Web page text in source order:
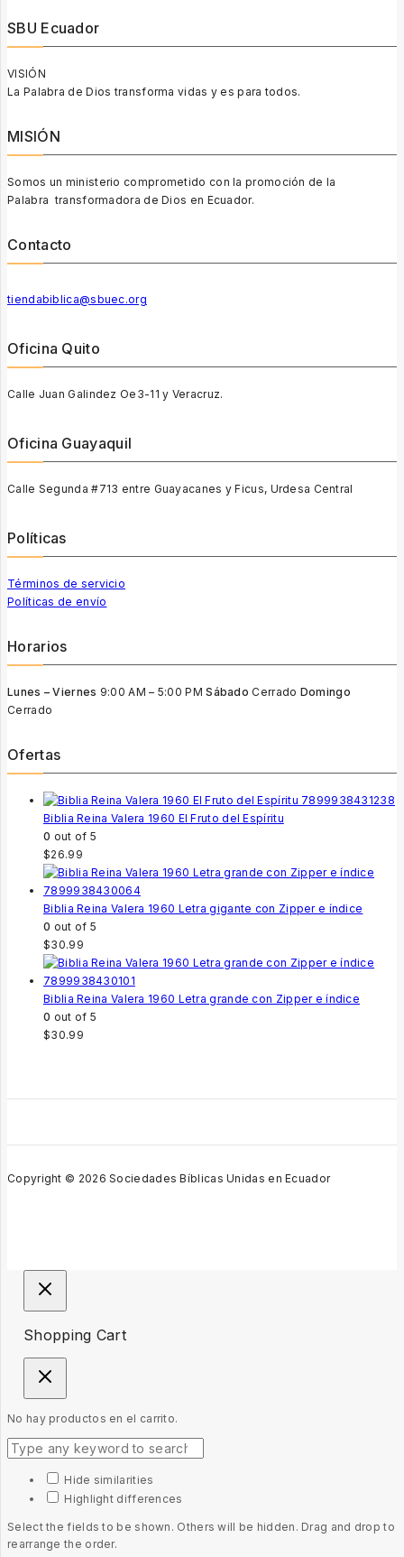
SBU Ecuador
VISIÓN
La Palabra de Dios transforma vidas y es para todos.
MISIÓN
Somos un ministerio comprometido con la promoción de la
Palabra transformadora de Dios en Ecuador.
Contacto
tiendabiblica@sbuec.org
Oficina Quito
Calle Juan Galindez Oe3-11 y Veracruz.
Oficina Guayaquil
Calle Segunda #713 entre Guayacanes y Ficus, Urdesa Central
Políticas
Términos de servicio
Políticas de envío
Horarios
Lunes – Viernes 9:00 AM – 5:00 PMSábado Cerrado Domingo
Cerrado
Ofertas
Biblia Reina Valera 1960 El Fruto del Espíritu
0 out of 5
$26.99
Biblia Reina Valera 1960 Letra gigante con Zipper e índice
0 out of 5
$30.99
Biblia Reina Valera 1960 Letra grande con Zipper e índice
0 out of 5
$30.99
Copyright © 2026 Sociedades Bíblicas Unidas en Ecuador
Shopping Cart
No hay productos en el carrito.
Hide similarities
Highlight differences
Select the fields to be shown. Others will be hidden. Drag and drop to
rearrange the order.